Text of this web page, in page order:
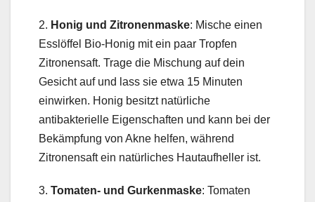
2. Honig und Zitronenmaske: Mische einen
Esslöffel Bio-Honig mit ein paar Tropfen
Zitronensaft. Trage die Mischung auf dein
Gesicht auf und lass sie etwa 15 Minuten
einwirken. Honig besitzt natürliche
antibakterielle Eigenschaften und kann bei der
Bekämpfung von Akne helfen, während
Zitronensaft ein natürliches Hautaufheller ist.
3. Tomaten- und Gurkenmaske: Tomaten